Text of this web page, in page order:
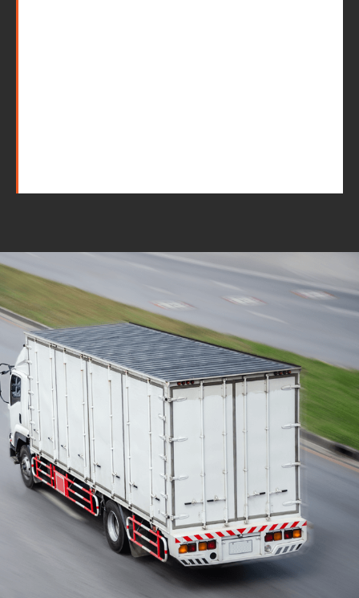
com equipe especializada
e profissionais
cuidadosos
Solicite seu orçamento personalizado e
online sem compromisso com a nossa
equipe, consulte a opção de contratar o
serviço para a região que você deseja
mudar de endereço, deixe tudo conosco e
conte com uma empresa de tradição no
mercado de transporte de móveis.
ORÇAMENTO